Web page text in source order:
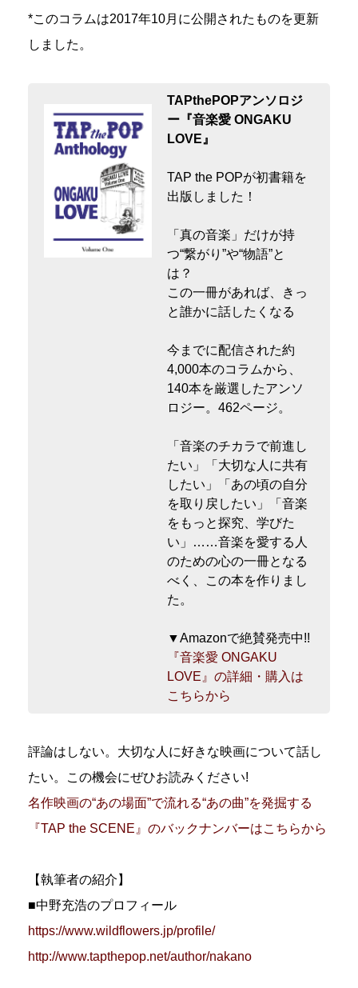
*このコラムは2017年10月に公開されたものを更新
しました。
TAPthePOPアンソロジ
ー『音楽愛 ONGAKU
LOVE』
TAP the POPが初書籍を
出版しました！
「真の音楽」だけが持
つ“繋がり”や“物語”と
は？
この一冊があれば、きっ
と誰かに話したくなる
今までに配信された約
4,000本のコラムから、
140本を厳選したアンソ
ロジー。462ページ。
「音楽のチカラで前進し
たい」「大切な人に共有
したい」「あの頃の自分
を取り戻したい」「音楽
をもっと探究、学びた
い」……音楽を愛する人
のための心の一冊となる
べく、この本を作りまし
た。
▼Amazonで絶賛発売中!!
『音楽愛 ONGAKU
LOVE』の詳細・購入は
こちらから
評論はしない。大切な人に好きな映画について話し
たい。この機会にぜひお読みください!
名作映画の“あの場面”で流れる“あの曲”を発掘する
『TAP the SCENE』のバックナンバーはこちらから
【執筆者の紹介】
■中野充浩のプロフィール
https://www.wildflowers.jp/profile/
http://www.tapthepop.net/author/nakano